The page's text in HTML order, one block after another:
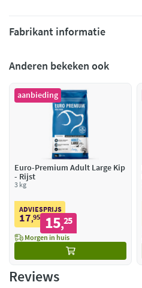
Fabrikant informatie
Anderen bekeken ook
aanbieding
Euro-Premium Adult Large Kip
- Rijst
3 kg
ADVIESPRIJS
17,95 15,25
Morgen in huis
Reviews